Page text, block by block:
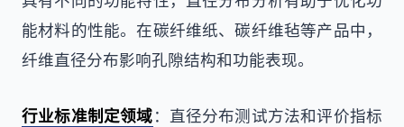
能材料的性能。在碳纤维纸、碳纤维毡等产品中，
纤维直径分布影响孔隙结构和功能表现。
行业标准制定领域：直径分布测试方法和评价指标